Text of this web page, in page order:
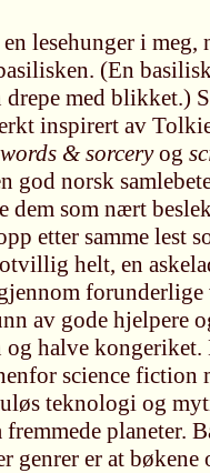
lesehunger i meg,
(En
med blikket.)
inspirert av
& sorceryog
god norsk
dem som nært
etter samme lest
helt, en
av gode hjelpere
halve kongeriket.
science fiction
teknologi og
fremmede planeter.
genrer er at bøkene